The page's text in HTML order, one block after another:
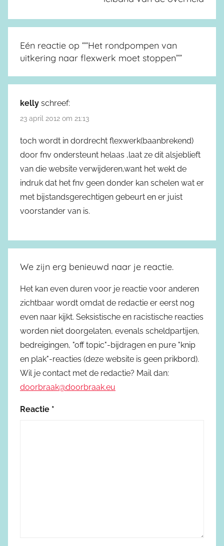
Eén reactie op ““Het rondpompen van
uitkering naar flexwerk moet stoppen””
kelly schreef:
23 april 2012 om 21:13
toch wordt in dordrecht flexwerk(baanbrekend)
door fnv ondersteunt helaas ,laat ze dit alsjeblieft
van die website verwijderen,want het wekt de
indruk dat het fnv geen donder kan schelen wat er
met bijstandsgerechtigen gebeurt en er juist
voorstander van is.
We zijn erg benieuwd naar je reactie.
Het kan even duren voor je reactie voor anderen
zichtbaar wordt omdat de redactie er eerst nog
even naar kijkt. Seksistische en racistische reacties
worden niet doorgelaten, evenals scheldpartijen,
bedreigingen, "off topic"-bijdragen en pure "knip
en plak"-reacties (deze website is geen prikbord).
Wil je contact met de redactie? Mail dan:
doorbraak@doorbraak.eu
Reactie *